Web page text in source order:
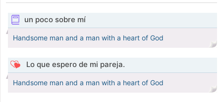
un poco sobre mí
Handsome man and a man with a heart of God
Lo que espero de mi pareja.
Handsome man and a man with a heart of God